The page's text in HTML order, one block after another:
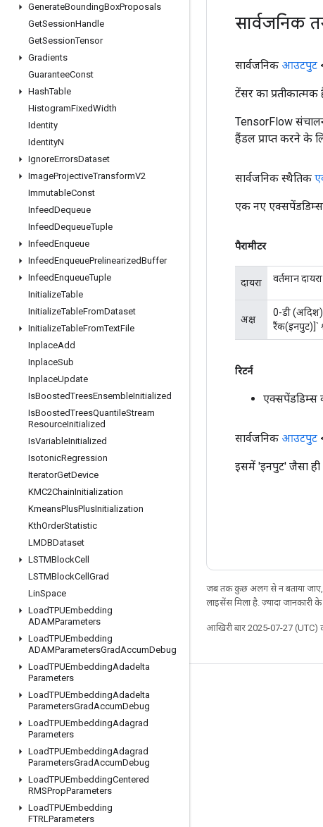
GenerateBoundingBoxProposals
GetSessionHandle
GetSessionTensor
Gradients
GuaranteeConst
HashTable
HistogramFixedWidth
Identity
IdentityN
IgnoreErrorsDataset
ImageProjectiveTransformV2
ImmutableConst
InfeedDequeue
InfeedDequeueTuple
InfeedEnqueue
InfeedEnqueuePrelinearizedBuffer
InfeedEnqueueTuple
InitializeTable
InitializeTableFromDataset
InitializeTableFromTextFile
InplaceAdd
InplaceSub
InplaceUpdate
IsBoostedTreesEnsembleInitialized
IsBoostedTreesQuantileStream
ResourceInitialized
IsVariableInitialized
IsotonicRegression
IteratorGetDevice
KMC2ChainInitialization
KmeansPlusPlusInitialization
KthOrderStatistic
LMDBDataset
LSTMBlockCell
LSTMBlockCell Grad
LinSpace
LoadTPUEmbedding
ADAMParameters
LoadTPUEmbedding
ADAMParametersGradAccumDebug
LoadTPUEmbeddingAdadelta
Parameters
LoadTPUEmbeddingAdadelta
ParametersGradAccumDebug
LoadTPUEmbeddingAdagrad
Parameters
LoadTPUEmbeddingAdagrad
ParametersGradAccumDebug
LoadTPUEmbeddingCentered
RMSPropParameters
LoadTPUEmbedding
FTRLParameters
सार्वजनिक
सार्वजनिक आउटपुट
टेंसर का प्रतीकात्मक
TensorFlow
हैंडल प्राप्त करने के
सार्वजनिक स्थैतिक
एक नए
पैरामीटर
दायरा वर्तमान दायरा
अक्ष
0-डी
रैंक(इनपुट)]`
रिटर्न
एक्सपेंडडिम्स
सार्वजनिक आउटपुट
इसमें 'इनपुट' जैसा
जब तक कुछ अलग से न बताया जाए,
लाइसेंस मिला है. ज़्यादा जानकारी के
आखिरी बार 2025-07-27 (UTC)
जुड़े रहें
फ़ोरम
GitHub
Twitter
YouTube